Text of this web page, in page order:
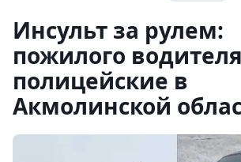
Инсульт за рулем:
пожилого
полицейские в
Акмолинской